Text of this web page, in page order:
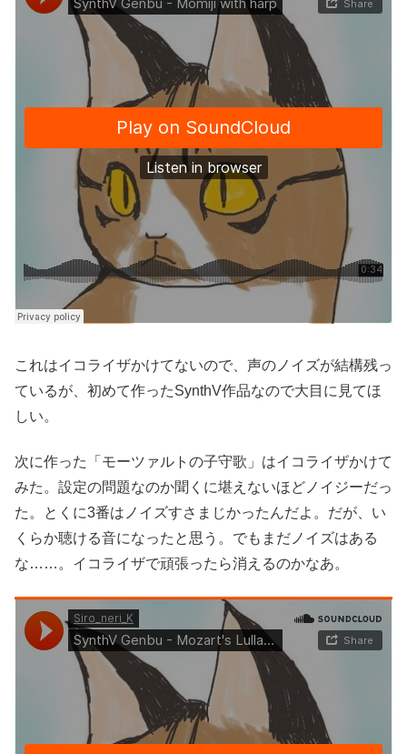
これはイコライザかけてないので、声のノイズが結構残っ
ているが、初めて作ったSynthV作品なので大目に見てほ
しい。
次に作った「モーツァルトの子守歌」はイコライザかけて
みた。設定の問題なのか聞くに堪えないほどノイジーだっ
た。とくに3番はノイズすさまじかったんだよ。だが、い
くらか聴ける音になったと思う。でもまだノイズはある
な……。イコライザで頑張ったら消えるのかなあ。